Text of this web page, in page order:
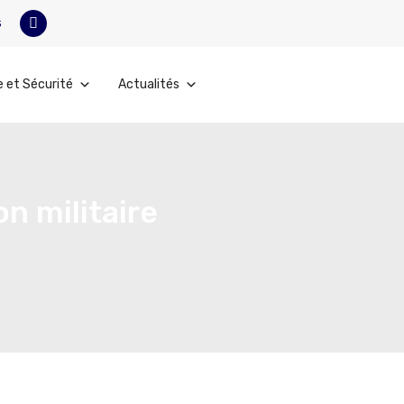
et Sécurité Actualités